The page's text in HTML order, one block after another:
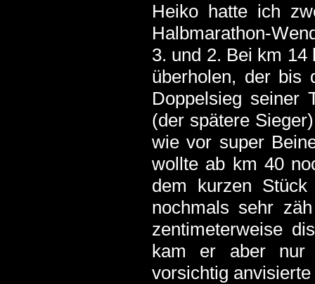
Heiko hatte ich
Halbmarathon-
3. und 2. Bei km
überholen, der bis
Doppelsieg seiner
(der spätere
wie vor super
wollte ab km 40
dem kurzen
nochmals sehr
zentimeterweise
kam er aber nur
vorsichtig